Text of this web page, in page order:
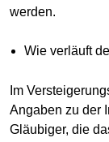
werden.
Wie verläuft
Im
Angaben zu der
Gläubiger, die